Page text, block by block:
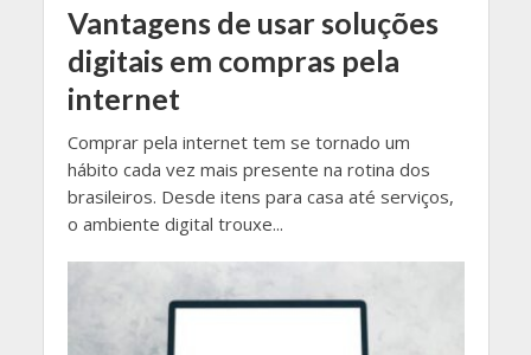
Vantagens de usar soluções
digitais em compras pela
internet
Comprar pela internet tem se tornado um
hábito cada vez mais presente na rotina dos
brasileiros. Desde itens para casa até serviços,
o ambiente digital trouxe...